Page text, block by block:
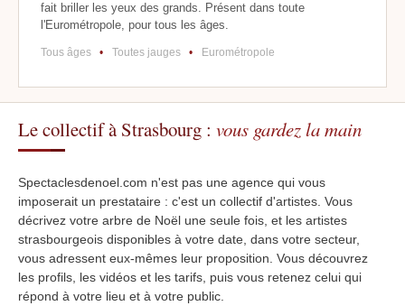
fait briller les yeux des grands. Présent dans toute
l'Eurométropole, pour tous les âges.
Tous âges • Toutes jauges • Eurométropole
Le collectif à Strasbourg : vous gardez la main
Spectaclesdenoel.com n'est pas une agence qui vous
imposerait un prestataire : c'est un collectif d'artistes. Vous
décrivez votre arbre de Noël une seule fois, et les artistes
strasbourgeois disponibles à votre date, dans votre secteur,
vous adressent eux-mêmes leur proposition. Vous découvrez
les profils, les vidéos et les tarifs, puis vous retenez celui qui
répond à votre lieu et à votre public.